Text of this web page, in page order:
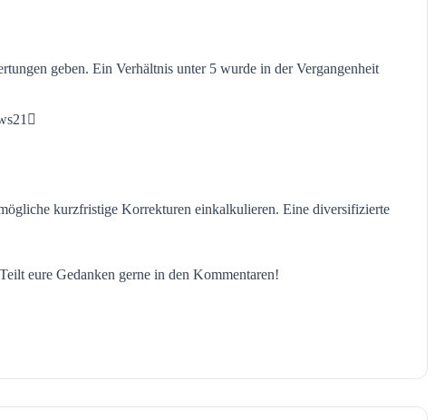
geben. Ein Verhältnis unter 5 wurde in der Vergangenheit
kurzfristige Korrekturen einkalkulieren. Eine diversifizierte
eure Gedanken gerne in den Kommentaren!